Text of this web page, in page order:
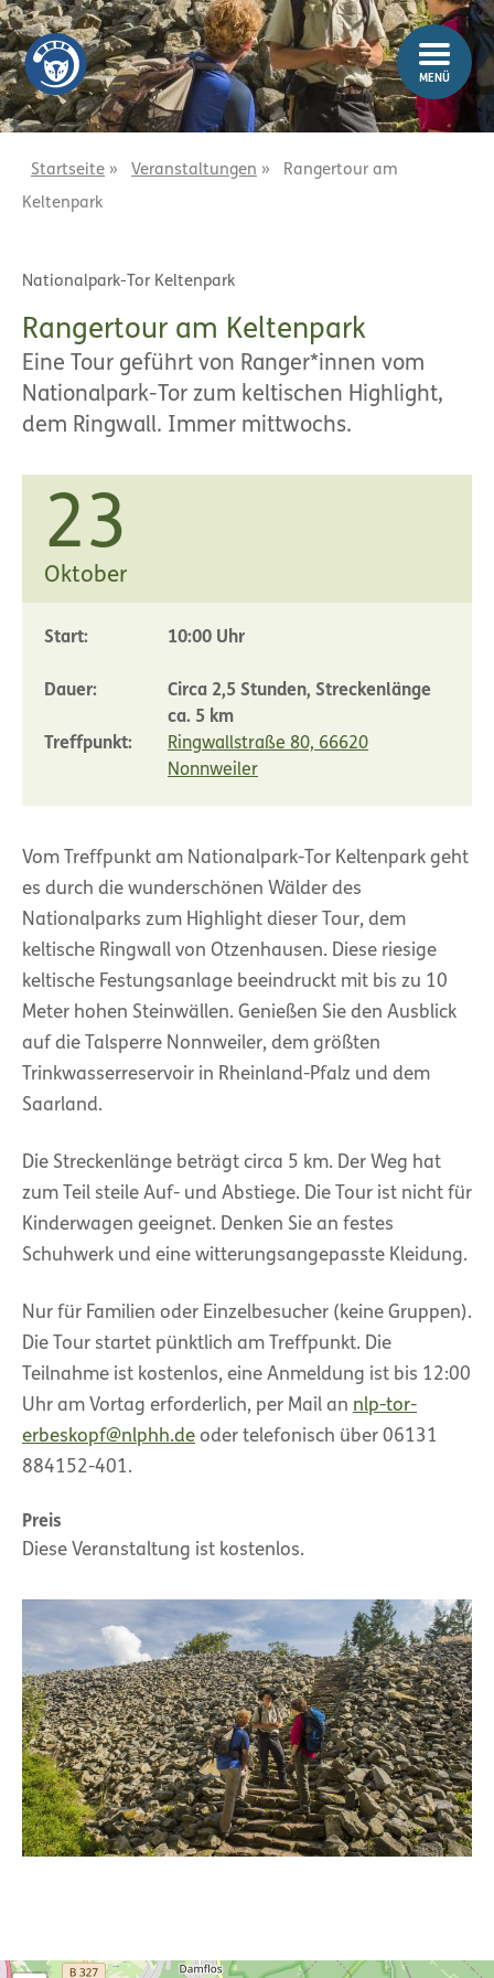
Z
u
m
I
n
Z
u
m
H
a
MENÜ
Startseite » Veranstaltungen »
Rangertour am
Keltenpark
Nationalpark-Tor Keltenpark
Rangertour am Keltenpark
Eine Tour geführt von Ranger*innen vom
Nationalpark-Tor zum keltischen Highlight,
dem Ringwall. Immer mittwochs.
23
Oktober
Start: 10:00 Uhr
Dauer:
Circa 2,5 Stunden, Streckenlänge
ca. 5 km
Treffpunkt:
Ringwallstraße 80, 66620
Nonnweiler
Vom Treffpunkt am Nationalpark-Tor Keltenpark geht
es durch die wunderschönen Wälder des
Nationalparks zum Highlight dieser Tour, dem
keltische Ringwall von Otzenhausen. Diese riesige
keltische Festungsanlage beeindruckt mit bis zu 10
Meter hohen Steinwällen. Genießen Sie den Ausblick
auf die Talsperre Nonnweiler, dem größten
Trinkwasserreservoir in Rheinland-Pfalz und dem
Saarland.
Die Streckenlänge beträgt circa 5 km. Der Weg hat
zum Teil steile Auf- und Abstiege. Die Tour ist nicht für
Kinderwagen geeignet. Denken Sie an festes
Schuhwerk und eine witterungsangepasste Kleidung.
Nur für Familien oder Einzelbesucher (keine Gruppen).
Die Tour startet pünktlich am Treffpunkt. Die
Teilnahme ist kostenlos, eine Anmeldung ist bis 12:00
Uhr am Vortag erforderlich, per Mail an nlp-tor-
erbeskopf@nlphh.de oder telefonisch über 06131
884152-401.
Preis
Diese Veranstaltung ist kostenlos.